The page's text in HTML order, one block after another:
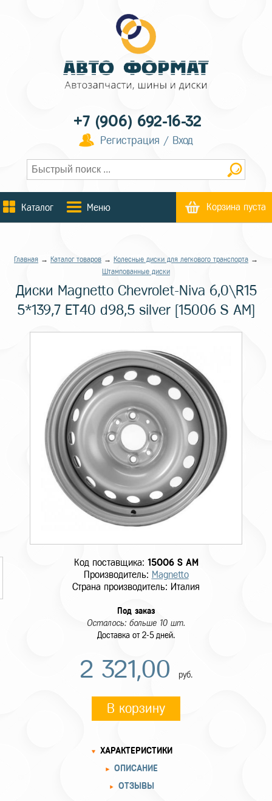
+7 (906) 692-16-32
Регистрация / Вход
Каталог Меню Корзина пуста
Главная → Каталог товаров → Колесные диски для легкового транспорта →
Штампованные диски
Диски Magnetto Chevrolet-Niva 6,0\R15
5*139,7 ET40 d98,5 silver [15006 S AM]
Код поставщика: 15006 S AM
Производитель: Magnetto
Страна производитель: Италия
Под заказ
Осталось: больше 10 шт.
Доставка от 2-5 дней.
2 321,00 руб.
В корзину